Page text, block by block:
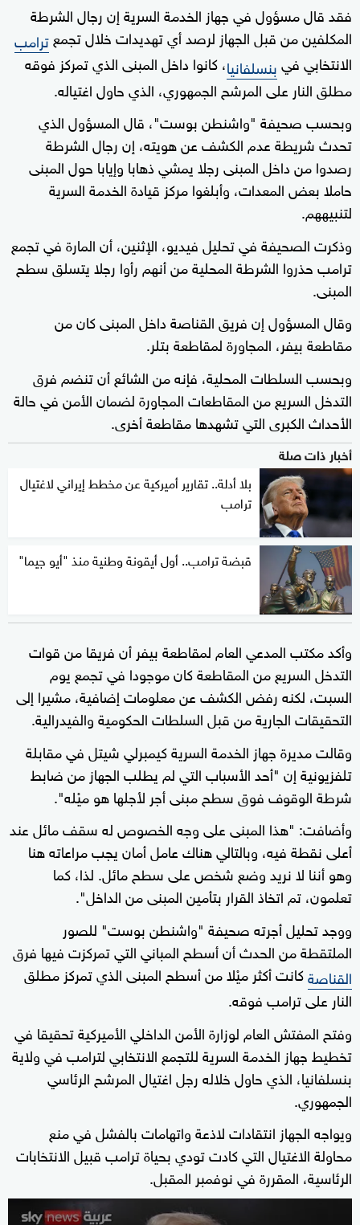
فقد قال مسؤول في جهاز الخدمة السرية إن رجال الشرطة
المكلفين من قبل الجهاز لرصد أي تهديدات خلال تجمعترامب
الانتخابي فيبنسلفانيا، كانوا داخل المبنى الذي تمركز فوقه
مطلق النار على المرشح الجمهوري، الذي حاول اغتياله.
وبحسب صحيفة "واشنطن بوست"، قال المسؤول الذي
تحدث شريطة عدم الكشف عن هويته، إن رجال الشرطة
رصدوا من داخل المبنى رجلا يمشي ذهابا وإيابا حول المبنى
حاملا بعض المعدات، وأبلغوا مركز قيادة الخدمة السرية
لتنبيههم.
وذكرت الصحيفة في تحليل فيديو، الإثنين، أن المارة في تجمع
ترامب حذروا الشرطة المحلية من أنهم رأوا رجلا يتسلق سطح
المبنى.
وقال المسؤول إن فريق القناصة داخل المبنى كان من
مقاطعة بيفر، المجاورة لمقاطعة بتلر.
وبحسب السلطات المحلية، فإنه من الشائع أن تنضم فرق
التدخل السريع من المقاطعات المجاورة لضمان الأمن في حالة
الأحداث الكبرى التي تشهدها مقاطعة أخرى.
أخبار ذات صلة
بلا أدلة.. تقارير أميركية عن مخطط إيراني لاغتيال
ترامب
قبضة ترامب.. أول أيقونة وطنية منذ "أيو جيما"
وأكد مكتب المدعي العام لمقاطعة بيفر أن فريقا من قوات
التدخل السريع من المقاطعة كان موجودا في تجمع يوم
السبت، لكنه رفض الكشف عن معلومات إضافية، مشيرا إلى
التحقيقات الجارية من قبل السلطات الحكومية والفيدرالية.
وقالت مديرة جهاز الخدمة السرية كيمبرلي شيتل في مقابلة
تلفزيونية إن "أحد الأسباب التي لم يطلب الجهاز من ضابط
شرطة الوقوف فوق سطح مبنى أجر لأجلها هو ميْله".
وأضافت: "هذا المبنى على وجه الخصوص له سقف مائل عند
أعلى نقطة فيه، وبالتالي هناك عامل أمان يجب مراعاته هنا
وهو أننا لا نريد وضع شخص على سطح مائل. لذا، كما
تعلمون، تم اتخاذ القرار بتأمين المبنى من الداخل".
ووجد تحليل أجرته صحيفة "واشنطن بوست" للصور
الملتقطة من الحدث أن أسطح المباني التي تمركزت فيها فرق
القناصةكانت أكثر ميْلا من أسطح المبنى الذي تمركز مطلق
النار على ترامب فوقه.
وفتح المفتش العام لوزارة الأمن الداخلي الأميركية تحقيقا في
تخطيط جهاز الخدمة السرية للتجمع الانتخابي لترامب في ولاية
بنسلفانيا، الذي حاول خلاله رجل اغتيال المرشح الرئاسي
الجمهوري.
ويواجه الجهاز انتقادات لاذعة واتهامات بالفشل في منع
محاولة الاغتيال التي كادت تودي بحياة ترامب قبيل الانتخابات
الرئاسية، المقررة في نوفمبر المقبل.